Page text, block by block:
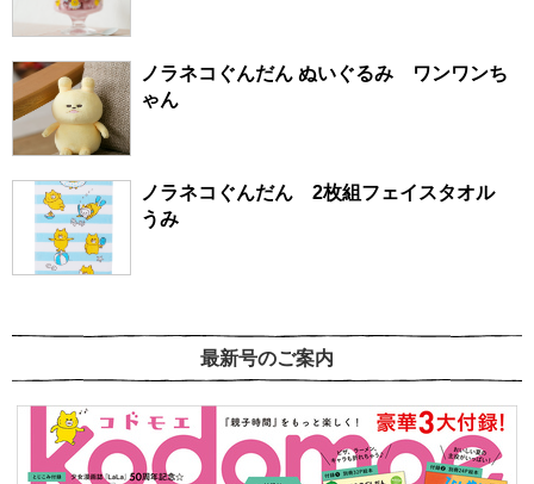
ノラネコぐんだん ぬいぐるみ ワンワンち
ゃん
ノラネコぐんだん 2枚組フェイスタオル
うみ
最新号のご案内